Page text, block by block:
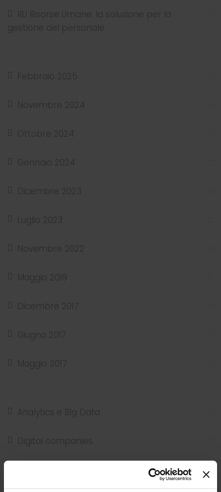
RU Risorse Umane: la soluzione per la
gestione del personale
Febbraio 2025
Novembre 2024
Ottobre 2024
Gennaio 2024
Dicembre 2023
Luglio 2023
Novembre 2022
Maggio 2019
Dicembre 2017
Giugno 2017
Maggio 2017
Analytics e Big Data
Digital companies